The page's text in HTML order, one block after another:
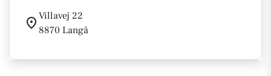
Villavej 22
8870 Langå